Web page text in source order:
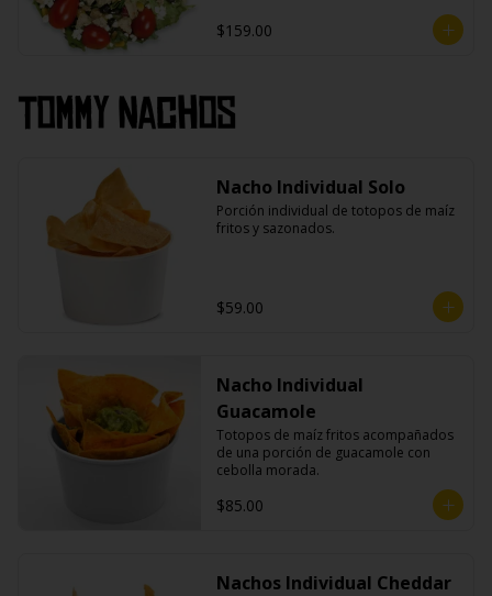
$159.00
Tommy Nachos
Nacho Individual Solo
Porción individual de totopos de maíz
fritos y sazonados.
$59.00
Nacho Individual
Guacamole
Totopos de maíz fritos acompañados
de una porción de guacamole con
cebolla morada.
$85.00
Nachos Individual Cheddar